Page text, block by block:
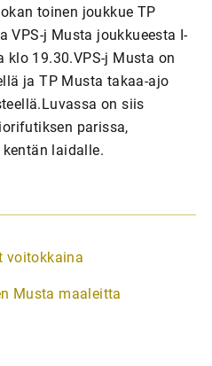
toinen joukkue TP
VPS-j Musta joukkueesta I-
19.30.VPS-j Musta on
ja TP Musta takaa-ajo
on siis
parissa,
laidalle.
voitokkaina
Musta maaleitta